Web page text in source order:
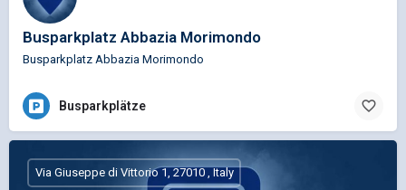
Busparkplatz Abbazia Morimondo
Busparkplatz Abbazia Morimondo
Busparkplätze
Via Giuseppe di Vittorio 1, 27010 , Italy